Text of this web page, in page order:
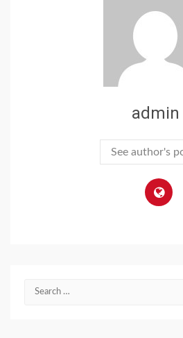
admin
See author's
Search